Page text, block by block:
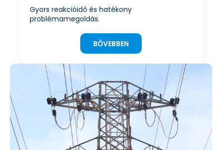
Gyors reakcióidő és hatékony
problémamegoldás.
BŐVEBBEN